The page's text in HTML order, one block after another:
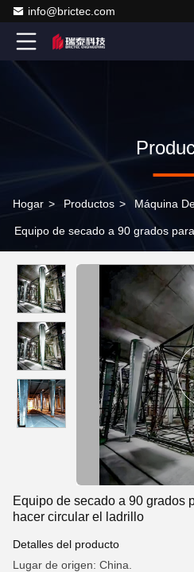
info@brictec.com
Hogar > Productos > Máquina
Equipo de secado a 90 grados
Equipo de secado a 90 grados
hacer circular el ladrillo
Detalles del producto
Lugar de origen: China.